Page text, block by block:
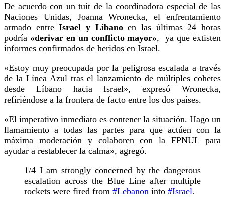
De acuerdo con un tuit de la coordinadora especial de las
Naciones Unidas, Joanna Wronecka, el enfrentamiento
armado entreIsrael y Líbanoen las últimas 24 horas
podría «derivar en un conflicto mayor», ya que extisten
informes confirmados de heridos en Israel.
«Estoy muy preocupada por la peligrosa escalada a través
de la Línea Azul tras el lanzamiento de múltiples cohetes
desde Líbano hacia Israel», expresó Wronecka,
refiriéndose a la frontera de facto entre los dos países.
«El imperativo inmediato es contener la situación. Hago un
llamamiento a todas las partes para que actúen con la
máxima moderación y colaboren con la FPNUL para
ayudar a restablecer la calma», agregó.
1/4 I am strongly concerned by the dangerous
escalation across the Blue Line after multiple
rockets were fired from #Lebanon into #Israel.